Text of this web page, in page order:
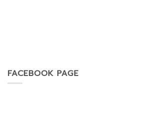
FACEBOOK PAGE